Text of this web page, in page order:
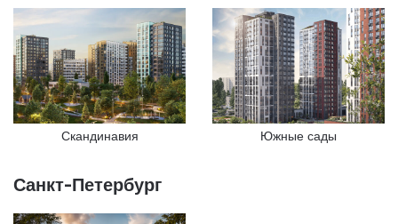
Скандинавия Южные сады
Санкт-Петербург